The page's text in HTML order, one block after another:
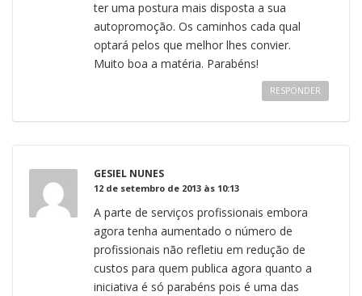
ter uma postura mais disposta a sua
autopromoção. Os caminhos cada qual
optará pelos que melhor lhes convier.
Muito boa a matéria. Parabéns!
RESPONDER
GESIEL NUNES
12 de setembro de 2013 às 10:13
A parte de serviços profissionais embora
agora tenha aumentado o número de
profissionais não refletiu em redução de
custos para quem publica agora quanto a
iniciativa é só parabéns pois é uma das